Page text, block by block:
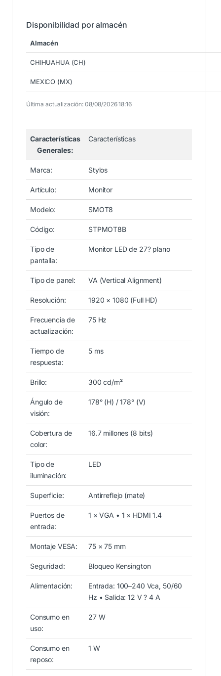
Disponibilidad por almacén
Almacén
CHIHUAHUA (CH)
MEXICO (MX)
Última actualización: 08/08/2026 18:16
Características
Generales:
Características
Marca: Stylos
Artículo: Monitor
Modelo: SMOT8
Código: STPMOT8B
Tipo de
pantalla:
Monitor LED de 27? plano
Tipo de panel: VA (Vertical Alignment)
Resolución: 1920 × 1080 (Full HD)
Frecuencia de
actualización:
75 Hz
Tiempo de
respuesta:
5 ms
Brillo: 300 cd/m²
Ángulo de
visión:
178° (H) / 178° (V)
Cobertura de
color:
16.7 millones (8 bits)
Tipo de
iluminación:
LED
Superficie: Antirreflejo (mate)
Puertos de
entrada:
1 × VGA • 1 × HDMI 1.4
Montaje VESA: 75 × 75 mm
Seguridad: Bloqueo Kensington
Alimentación:
Entrada: 100–240 Vca, 50/60
Hz • Salida: 12 V ? 4 A
Consumo en
uso:
27 W
Consumo en
reposo:
1 W